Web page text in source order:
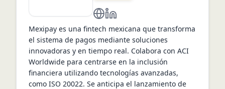
https://mexipay.mx
https://www.linkedin.com/
Mexipay es una fintech mexicana que transforma
el sistema de pagos mediante soluciones
innovadoras y en tiempo real. Colabora con ACI
Worldwide para centrarse en la inclusión
financiera utilizando tecnologías avanzadas,
como ISO 20022. Se anticipa el lanzamiento de